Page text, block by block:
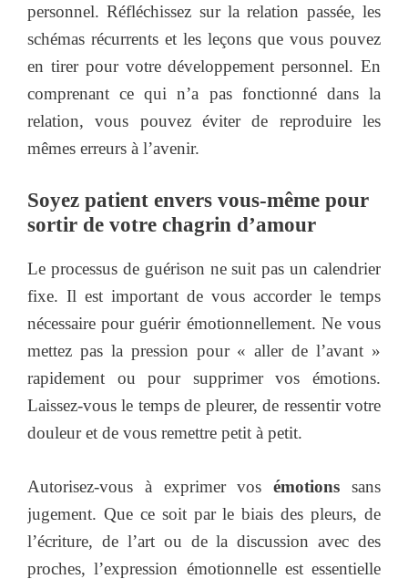
personnel. Réfléchissez sur la relation passée, les
schémas récurrents et les leçons que vous pouvez
en tirer pour votre développement personnel. En
comprenant ce qui n’a pas fonctionné dans la
relation, vous pouvez éviter de reproduire les
mêmes erreurs à l’avenir.
Soyez patient envers vous-même pour
sortir de votre chagrin d’amour
Le processus de guérison ne suit pas un calendrier
fixe. Il est important de vous accorder le temps
nécessaire pour guérir émotionnellement. Ne vous
mettez pas la pression pour « aller de l’avant »
rapidement ou pour supprimer vos émotions.
Laissez-vous le temps de pleurer, de ressentir votre
douleur et de vous remettre petit à petit.
Autorisez-vous à exprimer vosémotions sans
jugement. Que ce soit par le biais des pleurs, de
l’écriture, de l’art ou de la discussion avec des
proches, l’expression émotionnelle est essentielle